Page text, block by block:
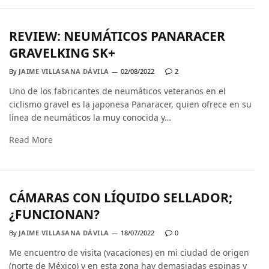
REVIEW: NEUMÁTICOS PANARACER
GRAVELKING SK+
By JAIME VILLASANA DÁVILA 02/08/2022 2
Uno de los fabricantes de neumáticos veteranos en el
ciclismo gravel es la japonesa Panaracer, quien ofrece en su
línea de neumáticos la muy conocida y…
Read More
CÁMARAS CON LÍQUIDO SELLADOR;
¿FUNCIONAN?
By JAIME VILLASANA DÁVILA 18/07/2022 0
Me encuentro de visita (vacaciones) en mi ciudad de origen
(norte de México) y en esta zona hay demasiadas espinas y